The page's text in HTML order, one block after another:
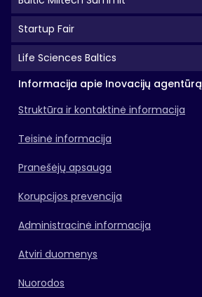
Startup Fair
Life Sciences Baltics
Informacija apie Inovacijų agentūrą
Struktūra ir kontaktinė informacija
Teisinė informacija
Pranešėjų apsauga
Korupcijos prevencija
Administracinė informacija
Atviri duomenys
Nuorodos